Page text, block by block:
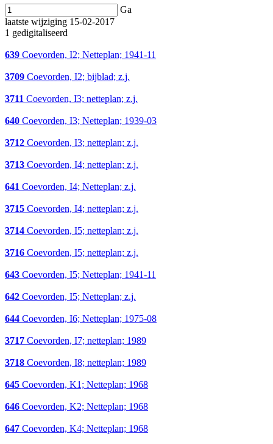
Ga
laatste wijziging 15-02-2017
1 gedigitaliseerd
639 Coevorden, I2; Netteplan; 1941-11
3709 Coevorden, I2; bijblad; z.j.
3711 Coevorden, I3; netteplan; z.j.
640 Coevorden, I3; Netteplan; 1939-03
3712 Coevorden, I3; netteplan; z.j.
3713 Coevorden, I4; netteplan; z.j.
641 Coevorden, I4; Netteplan; z.j.
3715 Coevorden, I4; netteplan; z.j.
3714 Coevorden, I5; netteplan; z.j.
3716 Coevorden, I5; netteplan; z.j.
643 Coevorden, I5; Netteplan; 1941-11
642 Coevorden, I5; Netteplan; z.j.
644 Coevorden, I6; Netteplan; 1975-08
3717 Coevorden, I7; netteplan; 1989
3718 Coevorden, I8; netteplan; 1989
645 Coevorden, K1; Netteplan; 1968
646 Coevorden, K2; Netteplan; 1968
647 Coevorden, K4; Netteplan; 1968